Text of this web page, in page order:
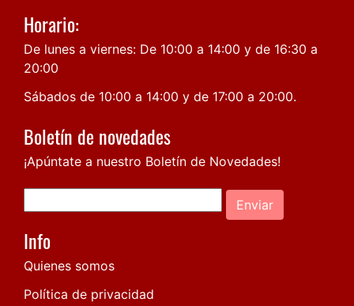
Horario:
De lunes a viernes: De 10:00 a 14:00 y de 16:30 a
20:00
Sábados de 10:00 a 14:00 y de 17:00 a 20:00.
Boletín de novedades
¡Apúntate a nuestro Boletín de Novedades!
Enviar
Info
Quienes somos
Política de privacidad